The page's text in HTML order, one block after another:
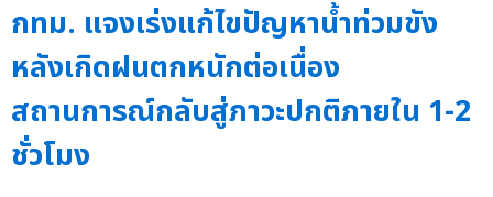
กทม. แจงเร่งแก้ไขปัญหาน้ำท่วมขัง
หลังเกิดฝนตกหนักต่อเนื่อง
สถานการณ์กลับสู่ภาวะปกติภายใน 1-2
ชั่วโมง